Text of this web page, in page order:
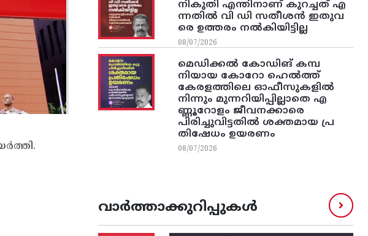
നികുതി എന്തിനാണ് കുറച്ചത് എ
ന്നതിൽ വി ഡി സതീശൻ ഇതുവ
രെ ഉത്തരം നൽകിയിട്ടില്ല
08/07/2026
മെഡിക്കൽ കോഡിങ് കമ്പ
നിയായ കോറോ ഹെൽത്ത്
കേരളത്തിലെ ഓഫീസുകളിൽ
നിന്നും മുന്നറിയിപ്പില്ലാതെ എ
ണ്ണൂറോളം ജീവനക്കാരെ
പിരിച്ചുവിട്ടതിൽ‌ ശക്തമായ പ്ര
തിഷേധം ഉയരണം
08/07/2026
വാർത്താക്കുറിപ്പുകൾ